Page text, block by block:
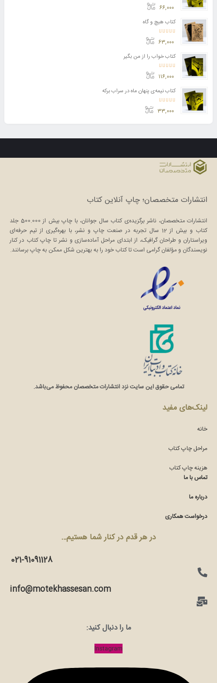
امتیاز5.00از 5 ۶۶,۰۰۰
کتاب هیچ و گاه
امتیاز5.00 از 5 ۶۳,۰۰۰
کتاب خواب را از من بگیر
امتیاز5.00 از 5 ۱۱۶,۰۰۰
کتاب نیمه‌ی پنهان ماه در سراب برکه
امتیاز5.00 از 5 ۳۳,۰۰۰
انتشارات متخصصان؛ چاپ آنلاین کتاب
انتشارات متخصصان، ناشر برگزیده‌ی کتاب سال جوانان، با چاپ بیش از 500.000 جلد
کتاب و بیش از 12 سال تجربه در صنعت چاپ و نشر، با بهره‌گیری از تیم حرفه‌ای
ویراستاران و طراحان گرافیک، از ابتدای مراحل آماده‌سازی و نشر تا چاپ کتاب در کنار
نویسندگان و مؤلفان گرامی است تا کتاب خود را به بهترین شکل ممکن به چاپ برسانند.
تمامی حقوق این سایت نزد انتشارات متخصصان محفوظ می‌باشد.
لینک‌های مفید
خانه
مراحل چاپ کتاب
هزینه چاپ کتاب
تماس با ما
درباره ما
درخواست همکاری
در هر قدم در کنار شما هستیم…
021-91091128
info@motekhassesan.com
ما را دنبال کنید:
Instagram